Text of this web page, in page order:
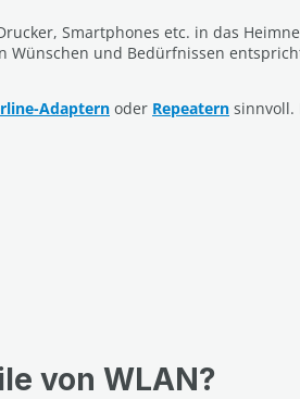
Smartphones etc. in das
Wünschen und Bedürfnissen
Adaptern oder Repeatern sinnvoll.
von WLAN?